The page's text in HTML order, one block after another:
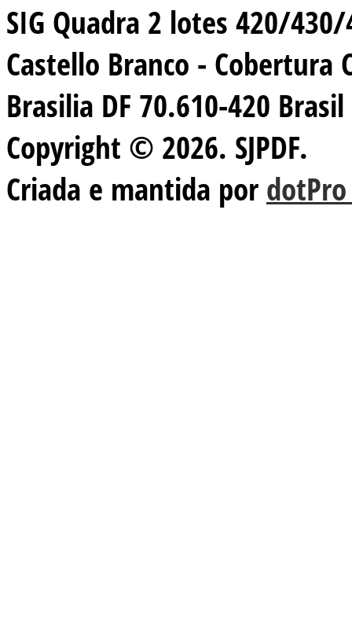
SIG Quadra 2 lotes 420/
Castello Branco - Cobertura
Brasilia DF 70.610-420 Brasil
Copyright © 2026. SJPDF.
Criada e mantida por